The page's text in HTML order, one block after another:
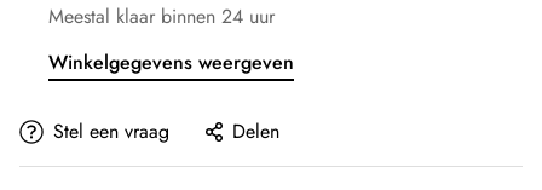
Meestal klaar binnen 24 uur
Winkelgegevens weergeven
Stel een vraag Delen